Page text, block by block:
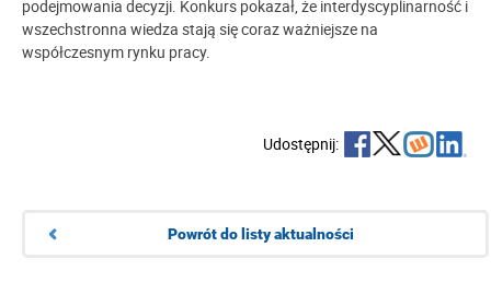
podejmowania decyzji. Konkurs pokazał, że interdyscyplinarność i
wszechstronna wiedza stają się coraz ważniejsze na
współczesnym rynku pracy.
Udostępnij:
Powrót do listy aktualności